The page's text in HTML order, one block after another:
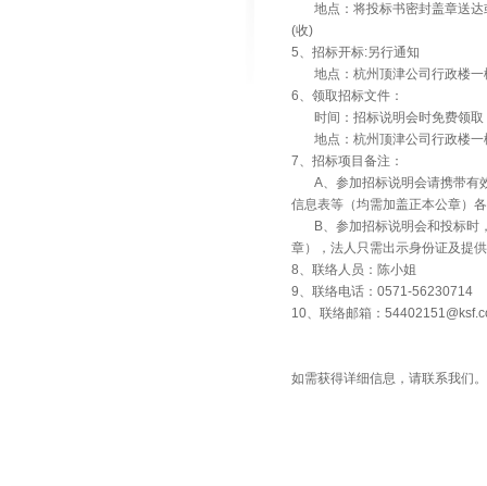
地点：将投标书密封盖章送达
(收)
5、招标开标:另行通知
地点：杭州顶津公司行政楼一
6、领取招标文件：
时间：招标说明会时免费领取
地点：杭州顶津公司行政楼一
7、招标项目备注：
A、参加招标说明会请携带有
信息表等（均需加盖正本公章）
B、参加招标说明会和投标时
章），法人只需出示身份证及提
8、联络人员：陈小姐
9、联络电话：0571-56230714
10、联络邮箱：
如需获得详细信息，请联系我们。